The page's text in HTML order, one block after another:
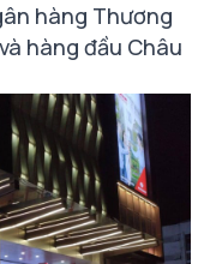
hàng Thương
hàng đầu Châu